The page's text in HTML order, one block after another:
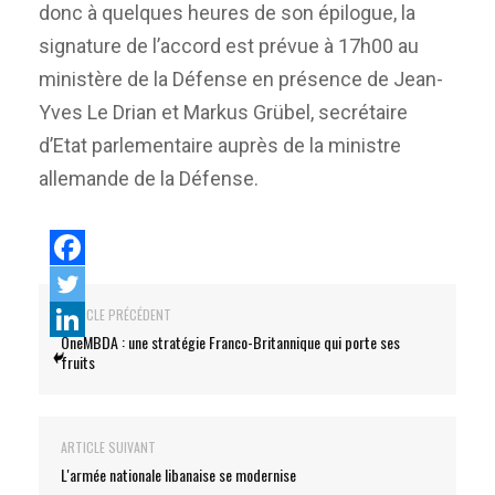
donc à quelques heures de son épilogue, la
signature de l’accord est prévue à 17h00 au
ministère de la Défense en présence de Jean-
Yves Le Drian et Markus Grübel, secrétaire
d’Etat parlementaire auprès de la ministre
allemande de la Défense.
ARTICLE PRÉCÉDENT
OneMBDA : une stratégie Franco-Britannique qui porte ses
fruits
ARTICLE SUIVANT
L'armée nationale libanaise se modernise